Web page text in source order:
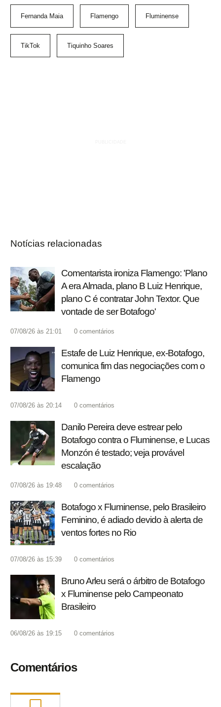
Fernanda Maia Flamengo Fluminense
TikTok Tiquinho Soares
Notícias relacionadas
Comentarista ironiza Flamengo: 'Plano
A era Almada, plano B Luiz Henrique,
plano C é contratar John Textor. Que
vontade de ser Botafogo'
07/08/26 às 21:01 0 comentários
Estafe de Luiz Henrique, ex-Botafogo,
comunica fim das negociações com o
Flamengo
07/08/26 às 20:14 0 comentários
Danilo Pereira deve estrear pelo
Botafogo contra o Fluminense, e Lucas
Monzón é testado; veja provável
escalação
07/08/26 às 19:48 0 comentários
Botafogo x Fluminense, pelo Brasileiro
Feminino, é adiado devido à alerta de
ventos fortes no Rio
07/08/26 às 15:39 0 comentários
Bruno Arleu será o árbitro de Botafogo
x Fluminense pelo Campeonato
Brasileiro
06/08/26 às 19:15 0 comentários
Comentários